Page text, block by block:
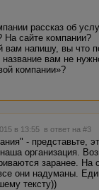
рассказ об
На сайте компании?
вам напишу, вы что
вам не
компании»?
в 13:55 в ответ на #3
- представьте,
организация.
заранее.
они надуманы.
тексту))